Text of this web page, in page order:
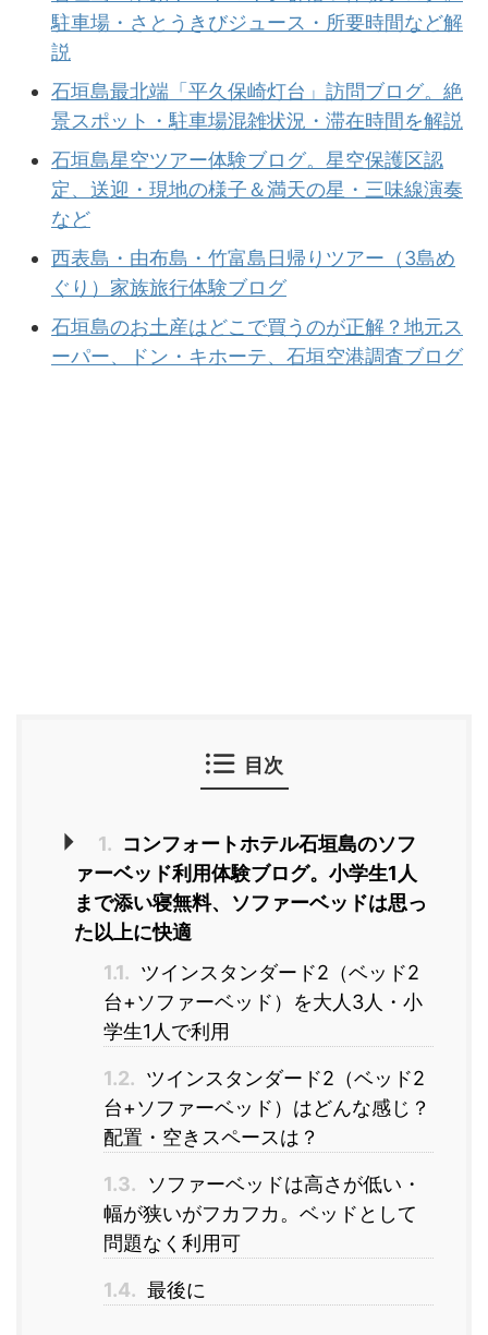
駐車場・さとうきびジュース・所要時間など解
説
石垣島最北端「平久保崎灯台」訪問ブログ。絶
景スポット・駐車場混雑状況・滞在時間を解説
石垣島星空ツアー体験ブログ。星空保護区認
定、送迎・現地の様子＆満天の星・三味線演奏
など
西表島・由布島・竹富島日帰りツアー（3島め
ぐり）家族旅行体験ブログ
石垣島のお土産はどこで買うのが正解？地元ス
ーパー、ドン・キホーテ、石垣空港調査ブログ
目次
1. コンフォートホテル石垣島のソフ
ァーベッド利用体験ブログ。小学生1人
まで添い寝無料、ソファーベッドは思っ
た以上に快適
1.1. ツインスタンダード2（ベッド2
台+ソファーベッド）を大人3人・小
学生1人で利用
1.2. ツインスタンダード2（ベッド2
台+ソファーベッド）はどんな感じ？
配置・空きスペースは？
1.3.
ソファーベッドは高さが低い・
幅が狭いがフカフカ。ベッドとして
問題なく利用可
1.4. 最後に